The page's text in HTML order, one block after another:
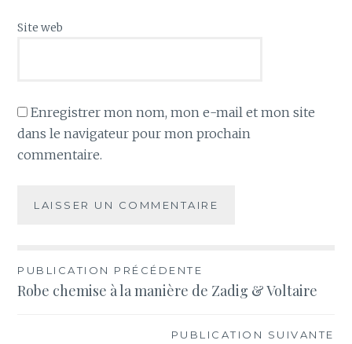
Site web
Enregistrer mon nom, mon e-mail et mon site
dans le navigateur pour mon prochain
commentaire.
Navigation
de
PUBLICATION PRÉCÉDENTE
Robe chemise à la manière de Zadig & Voltaire
PUBLICATION SUIVANTE